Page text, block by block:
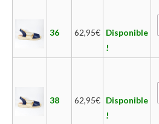
36 62,95€ Disponible
!
38 62,95€ Disponible
!